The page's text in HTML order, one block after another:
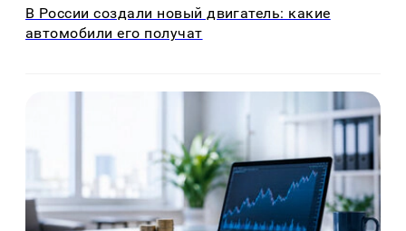
В России создали новый двигатель: какие
автомобили его получат